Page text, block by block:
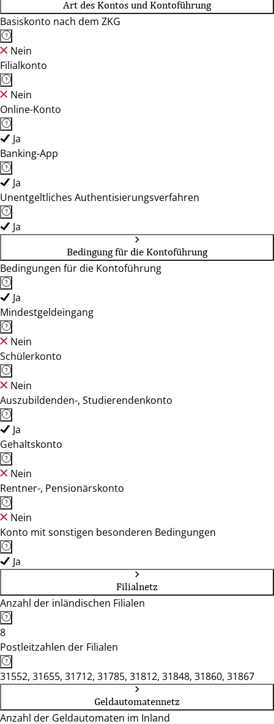
Art des Kontos und Kontoführung
Basiskonto nach dem ZKG
Nein
Filialkonto
Nein
Online-Konto
Ja
Banking-App
Ja
Unentgeltliches Authentisierungsverfahren
Ja
Bedingung für die Kontoführung
Bedingungen für die Kontoführung
Ja
Mindestgeldeingang
Nein
Schülerkonto
Nein
Auszubildenden-, Studierendenkonto
Ja
Gehaltskonto
Nein
Rentner-, Pensionärskonto
Nein
Konto mit sonstigen besonderen Bedingungen
Ja
Filialnetz
Anzahl der inländischen Filialen
8
Postleitzahlen der Filialen
31552, 31655, 31712, 31785, 31812, 31848, 31860, 31867
Geldautomatennetz
Anzahl der Geldautomaten im Inland